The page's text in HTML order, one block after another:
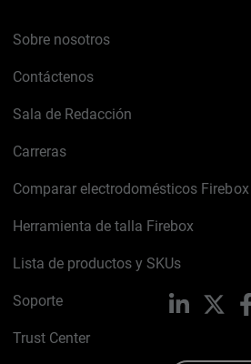
Sobre nosotros
Contáctenos
Sala de Redacción
Carreras
Comparar electrodomésticos Firebox
Herramienta de talla Firebox
Lista de productos y SKUs
Soporte
Trust Center
LinkedIn